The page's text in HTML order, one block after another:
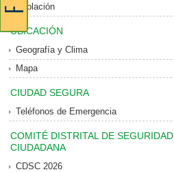
Población
UBICACIÓN
Geografía y Clima
Mapa
CIUDAD SEGURA
Teléfonos de Emergencia
COMITÉ DISTRITAL DE SEGURIDAD
CIUDADANA
CDSC 2026